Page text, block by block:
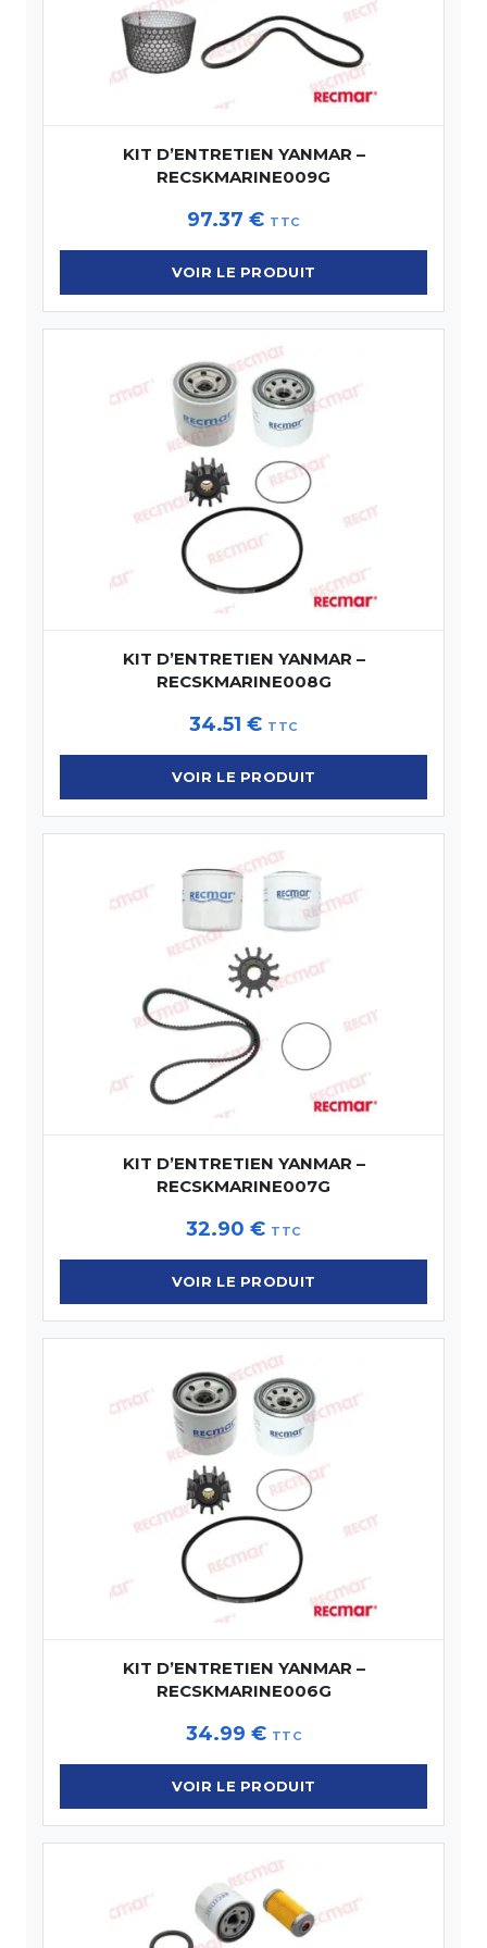
KIT D’ENTRETIEN YANMAR –
RECSKMARINE009G
97.37€ TTC
VOIR LE PRODUIT
KIT D’ENTRETIEN YANMAR –
RECSKMARINE008G
34.51€ TTC
VOIR LE PRODUIT
KIT D’ENTRETIEN YANMAR –
RECSKMARINE007G
32.90€ TTC
VOIR LE PRODUIT
KIT D’ENTRETIEN YANMAR –
RECSKMARINE006G
34.99 € TTC
VOIR LE PRODUIT